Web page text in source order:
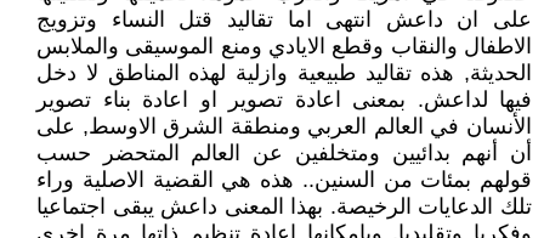
على ان داعش انتهى اما تقاليد قتل النساء وتزويج
الاطفال والنقاب وقطع الايادي ومنع الموسيقى والملابس
الحديثة, هذه تقاليد طبيعية وازلية لهذه المناطق لا دخل
فيها لداعش. بمعنى اعادة تصوير او اعادة بناء تصوير
الأنسان في العالم العربي ومنطقة الشرق الاوسط, على
أن أنهم بدائيين ومتخلفين عن العالم المتحضر حسب
قولهم بمئات من السنين.. هذه هي القضية الاصلية وراء
تلك الدعايات الرخيصة. بهذا المعنى داعش يبقى اجتماعيا